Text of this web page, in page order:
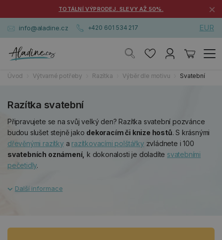
TOTÁLNÍ VÝPRODEJ. SLEVY AŽ 50%. ×
info@aladine.cz +420 601 534 217 EUR
Úvod Výtvarné potřeby Razítka Výběr dle motivu Svatební
Razítka svatební
Připravujete se na svůj velký den? Razítka svatební pozvánce
budou slušet stejně jako dekoracím či knize hostů. S krásnými
dřevěnými razítky a razítkovacími polštářky zvládnete i 100
svatebních oznámení, k dokonalosti je doladíte svatebními
pečetidly.